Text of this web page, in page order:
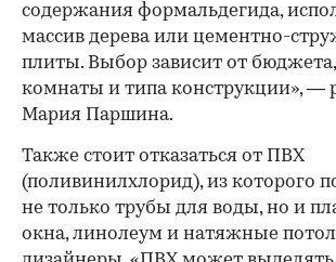
содержания формальдегида,
массив дерева или цементно-
плиты. Выбор зависит от
комнаты и типа конструкции», —
Мария Паршина.
Также стоит отказаться от ПВХ
(поливинилхлорид), из которого
не только трубы для воды, но и
окна, линолеум и натяжные